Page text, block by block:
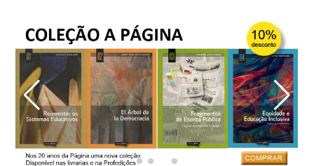
Revista a Página da Educação
Edição digital
Assinaturas da edição em papel
Coleções
Coleção aPágina
Edições SPN